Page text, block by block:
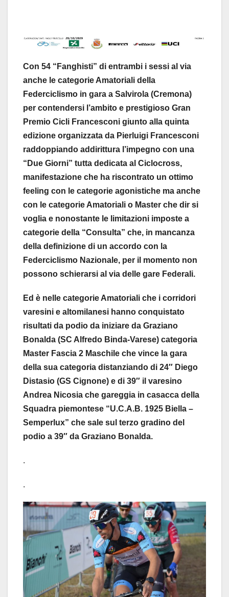
Con 54 “Fanghisti” di entrambi i sessi al via
anche le categorie Amatoriali della
Federciclismo in gara a Salvirola (Cremona)
per contendersi l’ambito e prestigioso Gran
Premio Cicli Francesconi giunto alla quinta
edizione organizzata da Pierluigi Francesconi
raddoppiando addirittura l’impegno con una
“Due Giorni” tutta dedicata al Ciclocross,
manifestazione che ha riscontrato un ottimo
feeling con le categorie agonistiche ma anche
con le categorie Amatoriali o Master che dir si
voglia e nonostante le limitazioni imposte a
categorie della “Consulta” che, in mancanza
della definizione di un accordo con la
Federciclismo Nazionale, per il momento non
possono schierarsi al via delle gare Federali.
Ed è nelle categorie Amatoriali che i corridori
varesini e altomilanesi hanno conquistato
risultati da podio da iniziare da Graziano
Bonalda (SC Alfredo Binda-Varese) categoria
Master Fascia 2 Maschile che vince la gara
della sua categoria distanziando di 24″ Diego
Distasio (GS Cignone) e di 39″ il varesino
Andrea Nicosia che gareggia in casacca della
Squadra piemontese “U.C.A.B. 1925 Biella –
Semperlux” che sale sul terzo gradino del
podio a 39″ da Graziano Bonalda.
.
.